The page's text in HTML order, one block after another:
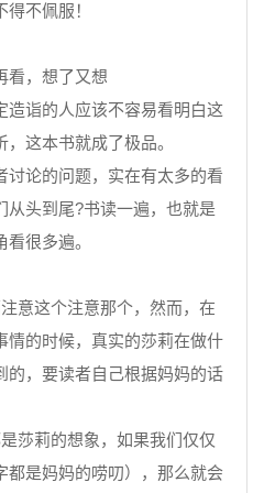
不佩服！
看，想了又想
造诣的人应该不容易看明白这
这本书就成了极品。
讨论的问题，实在有太多的看
从头到尾?书读一遍，也就是
很多遍。
意这个注意那个，然而，在
情的时候，真实的莎莉在做什
的，要读者自己根据妈妈的话
莎莉的想象，如果我们仅仅
都是妈妈的唠叨），那么就会